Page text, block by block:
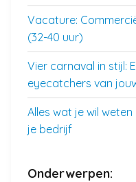
Vacature:
(32-40 uur)
Vier carnaval in stijl:
eyecatchers van
Alles wat je wil
je bedrijf
Onderwerpen: